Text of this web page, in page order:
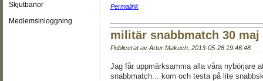
Skjutbanor
Medlemsinloggning
Permalink
militär snabbmatch 30 maj
Publicerat av Artur Makuch 2013-05-28 19:46:48
Jag får uppmärksamma alla våra nybörjare
snabbmatch... kom och testa på lite